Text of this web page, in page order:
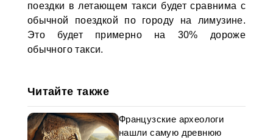
поездки в летающем такси будет сравнима с
обычной поездкой по городу на лимузине.
Это будет примерно на 30% дороже
обычного такси.
Читайте также
Французские археологи
нашли самую древнюю